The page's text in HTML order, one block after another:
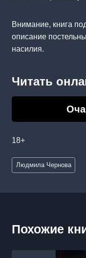
Внимание, книга
описание
насилия.
Читать
18+
Метки
записи:
Людмила Чернова
Похожие